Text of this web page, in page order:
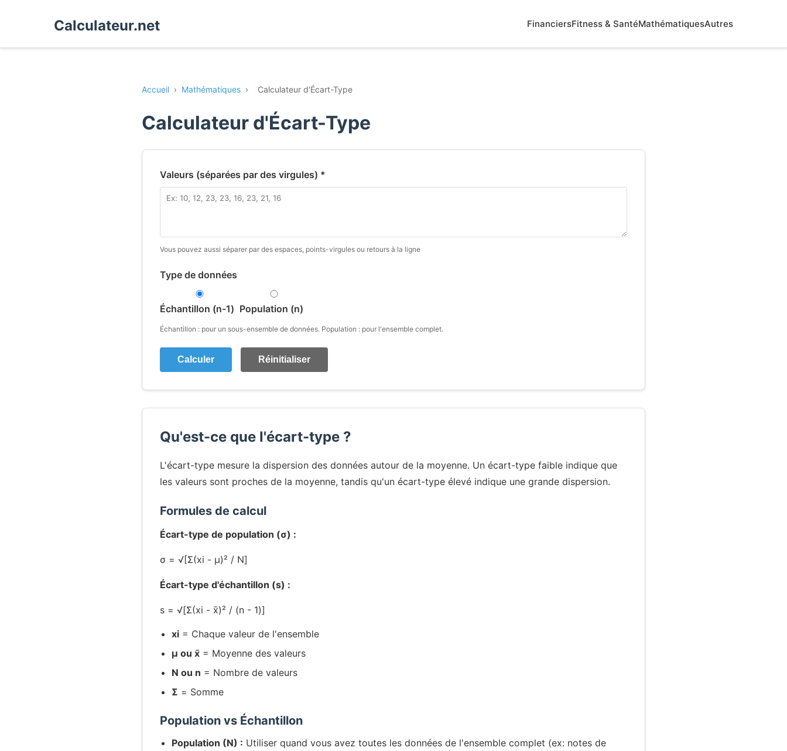
Calculateur.net FinanciersFitness & SantéMathématiquesAutres
Accueil › Mathématiques › Calculateur d'Écart-Type
Calculateur d'Écart-Type
Valeurs (séparées par des virgules) *
Vous pouvez aussi séparer par des espaces, points-virgules ou retours à la ligne
Type de données
Échantillon (n-1) Population (n)
Échantillon : pour un sous-ensemble de données. Population : pour l'ensemble complet.
Calculer Réinitialiser
Qu'est-ce que l'écart-type ?
L'écart-type mesure la dispersion des données autour de la moyenne. Un écart-type faible indique que
les valeurs sont proches de la moyenne, tandis qu'un écart-type élevé indique une grande dispersion.
Formules de calcul
Écart-type de population (σ) :
σ = √[Σ(xi - μ)² / N]
Écart-type d'échantillon (s) :
s = √[Σ(xi - x̄)² / (n - 1)]
xi = Chaque valeur de l'ensemble
μ ou x̄ = Moyenne des valeurs
N ou n = Nombre de valeurs
Σ = Somme
Population vs Échantillon
Population (N) : Utiliser quand vous avez toutes les données de l'ensemble complet (ex: notes de